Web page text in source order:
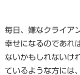
毎日、嫌なクライア
幸せになるのであれ
ないかもしれないけ
ているような方には